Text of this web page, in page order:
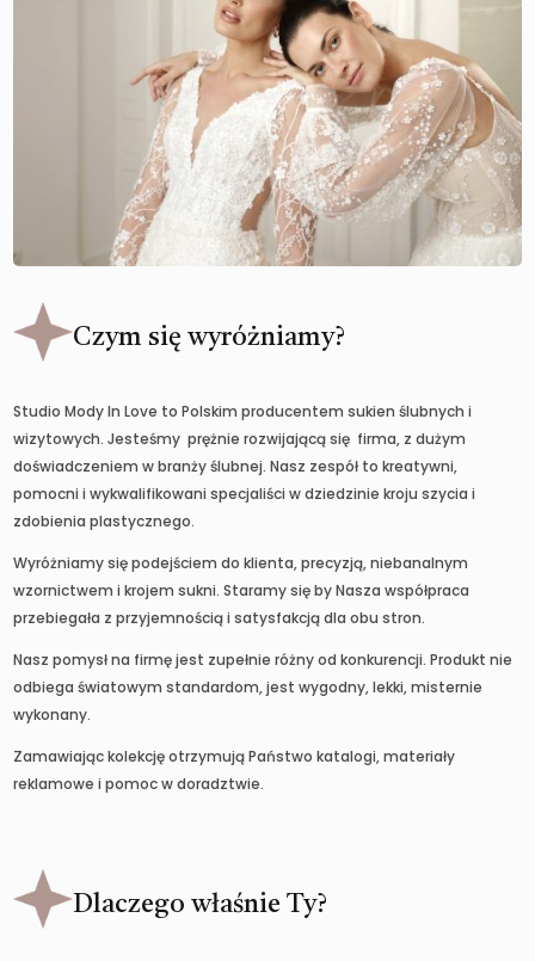
Czym się wyróżniamy?
Studio Mody In Love to Polskim producentem sukien ślubnych i
wizytowych. Jesteśmy prężnie rozwijającą się firma, z dużym
doświadczeniem w branży ślubnej. Nasz zespół to kreatywni,
pomocni i wykwalifikowani specjaliści w dziedzinie kroju szycia i
zdobienia plastycznego.
Wyróżniamy się podejściem do klienta, precyzją, niebanalnym
wzornictwem i krojem sukni. Staramy się by Nasza współpraca
przebiegała z przyjemnością i satysfakcją dla obu stron.
Nasz pomysł na firmę jest zupełnie różny od konkurencji. Produkt nie
odbiega światowym standardom, jest wygodny, lekki, misternie
wykonany.
Zamawiając kolekcję otrzymują Państwo katalogi, materiały
reklamowe i pomoc w doradztwie.
Dlaczego właśnie Ty?